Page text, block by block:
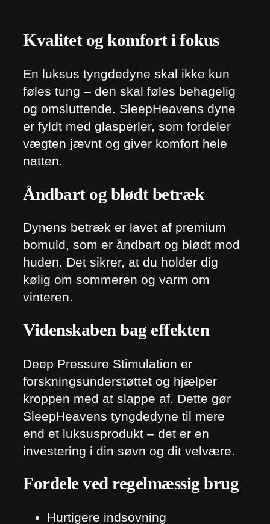
Kvalitet og komfort i fokus
En luksus tyngdedyne skal ikke kun
føles tung – den skal føles behagelig
og omsluttende. SleepHeavens dyne
er fyldt med glasperler, som fordeler
vægten jævnt og giver komfort hele
natten.
Åndbart og blødt betræk
Dynens betræk er lavet af premium
bomuld, som er åndbart og blødt mod
huden. Det sikrer, at du holder dig
kølig om sommeren og varm om
vinteren.
Videnskaben bag effekten
Deep Pressure Stimulation er
forskningsunderstøttet og hjælper
kroppen med at slappe af. Dette gør
SleepHeavens tyngdedyne til mere
end et luksusprodukt – det er en
investering i din søvn og dit velvære.
Fordele ved regelmæssig brug
Hurtigere indsovning